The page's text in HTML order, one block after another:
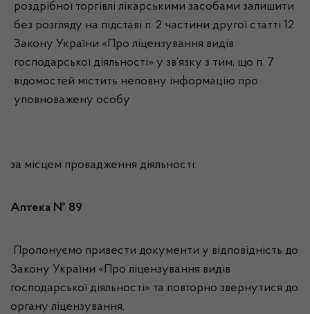
роздрібної торгівлі лікарськими засобами залишити
без розгляду на підставі п. 2 частини другої статті 12
Закону України «Про ліцензування видів
господарської діяльності» у зв’язку з тим, що п. 7
відомостей містить неповну інформацію про
уповноважену особу
за місцем провадження діяльності:
Аптека № 89
Пропонуємо привести документи у відповідність до
Закону України «Про ліцензування видів
господарської діяльності» та повторно звернутися до
органу ліцензування.